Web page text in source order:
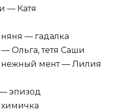
— Катя
— гадалка
Ольга, тетя Саши
мент — Лилия
эпизод